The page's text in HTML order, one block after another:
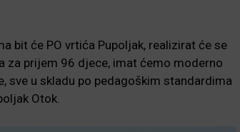
bit će PO vrtića Pupoljak, realizirat će se
za prijem 96 djece, imat ćemo moderno
sve u skladu po pedagoškim standardima
Otok.